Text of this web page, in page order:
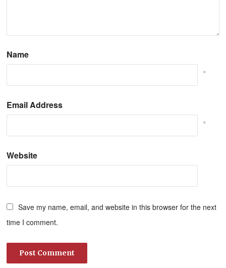
Name
*
Email Address
*
Website
Save my name, email, and website in this browser for the next
time I comment.